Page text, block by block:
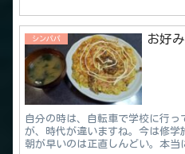
シンパパ お好
自分の時は、自転車で学校に行
が、時代が違いますね。今は修学
朝が早いのは正直しんどい。本当